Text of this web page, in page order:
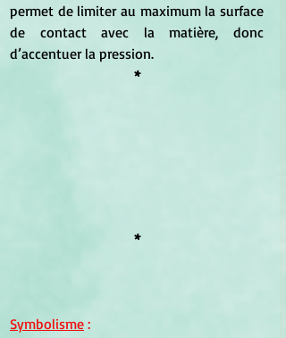
permet de limiter au maximum la surface
de contact avec la matière, donc
d’accentuer la pression.
*
*
Symbolisme :